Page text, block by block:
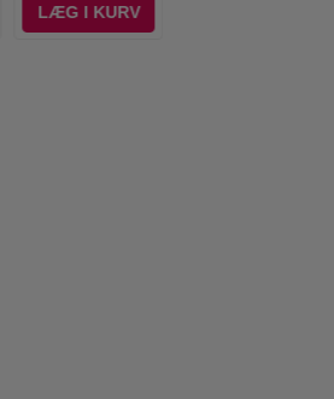
LÆG I KURV